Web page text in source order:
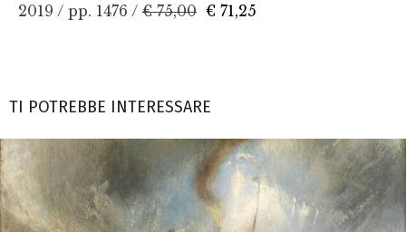
2019 / pp. 1476 / € 75,00 € 71,25
TI POTREBBE INTERESSARE